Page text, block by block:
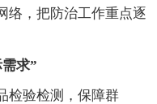
络，把防治工作重点逐
求”
验检测，保障群